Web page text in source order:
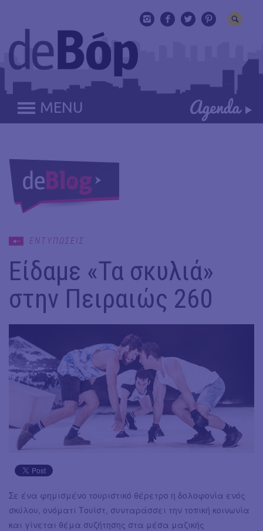
MENU
ΕΝΤΥΠΩΣΕΙΣ
Είδαμε «Τα σκυλιά»
στην Πειραιώς 260
Σε ένα φημισμένο τουριστικό θέρετρο η δολοφονία ενός
σκύλου, ονόματι Τουίστ, συνταράσσει την τοπική κοινωνία
και γίνεται θέμα συζήτησης στα μέσα μαζικής